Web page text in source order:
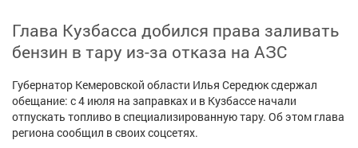
Объявления Недвижимость Услуги
Глава Кузбасса добился права заливать
бензин в тару из-за отказа на АЗС
Губернатор Кемеровской области Илья Середюк сдержал
обещание: с 4 июля на заправках и в Кузбассе начали
отпускать топливо в специализированную тару. Об этом глава
региона сообщил в своих соцсетях.